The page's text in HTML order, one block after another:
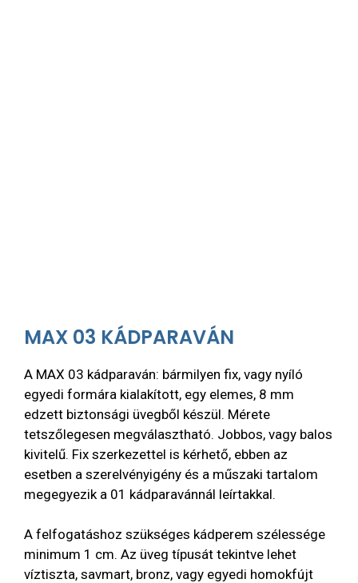
MAX 03 KÁDPARAVÁN
A MAX 03 kádparaván: bármilyen fix, vagy nyíló
egyedi formára kialakított, egy elemes, 8 mm
edzett biztonsági üvegből készül. Mérete
tetszőlegesen megválasztható. Jobbos, vagy balos
kivitelű. Fix szerkezettel is kérhető, ebben az
esetben a szerelvényigény és a műszaki tartalom
megegyezik a 01 kádparavánnál leírtakkal.
A felfogatáshoz szükséges kádperem szélessége
minimum 1 cm. Az üveg típusát tekintve lehet
víztiszta, savmart, bronz, vagy egyedi homokfújt